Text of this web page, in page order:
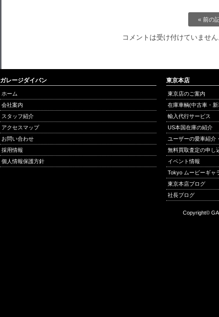
« 前の
コメントは受け付けていませ
ガレージダイバン
ホーム
会社案内
スタッフ紹介
アクセスマップ
お問い合わせ
採用情報
個人情報保護方針
東京本店
東京店のご案内
在庫車輌(中古車・
輸入代行サービス
US本国在庫の紹介
ユーザーの愛車紹介
無料買取査定の申し
イベント情報
Tokyo ムービーギャ
東京本店ブログ
社長ブログ
Copyright©